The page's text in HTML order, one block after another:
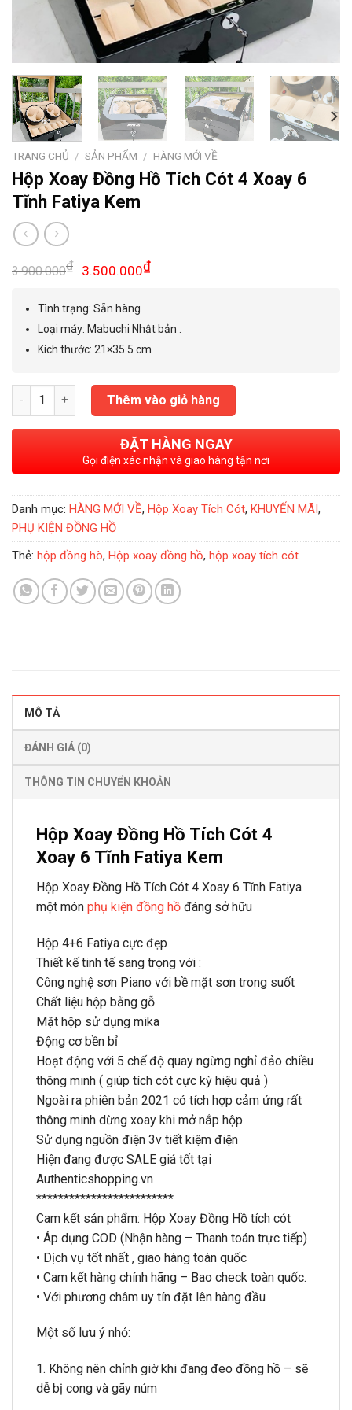
TRANG CHỦ / SẢN PHẨM / HÀNG MỚI VỀ
Hộp Xoay Đồng Hồ Tích Cót 4 Xoay 6
Tĩnh Fatiya Kem
3.900.000₫
Giá
là:
3.900.000₫.
3.500.000₫Giá
là:
3.500.000₫.
Tình trạng: Sẵn hàng
Loại máy: Mabuchi Nhật bản .
Kích thước: 21×35.5 cm
Hộp Xoay Đồng Hồ Tích Cót 4 Xoay 6 Tĩnh Fatiya Kem số lượng
Thêm vào giỏ hàng
ĐẶT HÀNG NGAY
Gọi điện xác nhận và giao hàng tận nơi
Danh mục: HÀNG MỚI VỀ, Hộp Xoay Tích Cót, KHUYẾN MÃI,
PHỤ KIỆN ĐỒNG HỒ
Thẻ: hộp đồng hò, Hộp xoay đồng hồ, hộp xoay tích cót
MÔ TẢ
ĐÁNH GIÁ (0)
THÔNG TIN CHUYỂN KHOẢN
Hộp Xoay Đồng Hồ Tích Cót 4
Xoay 6 Tĩnh Fatiya Kem
Hộp Xoay Đồng Hồ Tích Cót 4 Xoay 6 Tĩnh Fatiya
một món phụ kiện đồng hồ đáng sở hữu
Hộp 4+6 Fatiya cực đẹp
Thiết kế tinh tế sang trọng với :
Công nghệ sơn Piano với bề mặt sơn trong suốt
Chất liệu hộp bằng gỗ
Mặt hộp sử dụng mika
Động cơ bền bỉ
Hoạt động với 5 chế độ quay ngừng nghỉ đảo chiều
thông minh ( giúp tích cót cực kỳ hiệu quả )
Ngoài ra phiên bản 2021 có tích hợp cảm ứng rất
thông minh dừng xoay khi mở nắp hộp
Sử dụng nguồn điện 3v tiết kiệm điện
Hiện đang được SALE giá tốt tại
Authenticshopping.vn
*************************
Cam kết sản phẩm: Hộp Xoay Đồng Hồ tích cót
• Áp dụng COD (Nhận hàng – Thanh toán trực tiếp)
• Dịch vụ tốt nhất , giao hàng toàn quốc
• Cam kết hàng chính hãng – Bao check toàn quốc.
• Với phương châm uy tín đặt lên hàng đầu
Một số lưu ý nhỏ:
1. Không nên chỉnh giờ khi đang đeo đồng hồ – sẽ
dễ bị cong và gãy núm